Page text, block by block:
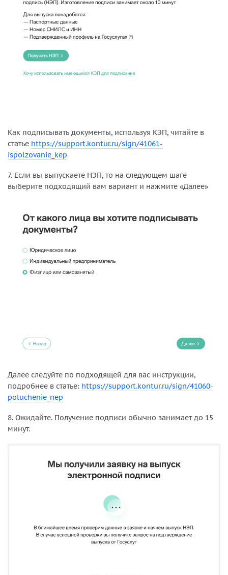
Как подписывать документы, используя КЭП, читайте в
статье https://support.kontur.ru/sign/41061-
ispolzovanie_kep
7. Если вы выпускаете НЭП, то на следующем шаге
выберите подходящий вам вариант и нажмите «Далее»
Далее следуйте по подходящей для вас инструкции,
подробнее в статье: https://support.kontur.ru/sign/41060-
poluchenie_nep
8. Ожидайте. Получение подписи обычно занимает до 15
минут.